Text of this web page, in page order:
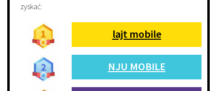
zyskać:
lajt mobile
NJU MOBILE